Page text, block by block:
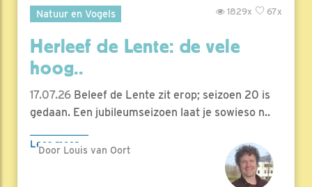
Natuur en Vogels 67x
1829x
Herleef de Lente: de vele
hoog..
17.07.26 Beleef de Lente zit erop; seizoen 20 is
gedaan. Een jubileumseizoen laat je sowieso n..
Lees meer
Door Louis van Oort